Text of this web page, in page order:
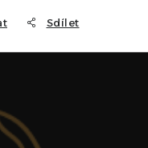
Sdílet